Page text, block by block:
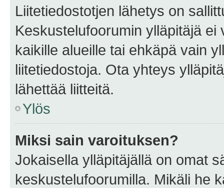
Liitetiedostotjen lähetys on
Keskustelufoorumin ylläpitäjä
kaikille alueille tai ehkäpä vain
liitetiedostoja. Ota yhteys
lähettää liitteitä.
Ylös
Miksi sain varoituksen?
Jokaisella ylläpitäjällä on omat
keskustelufoorumilla. Mikäli he